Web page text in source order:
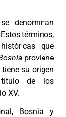
denominan
términos,
que
proviene
tiene su origen
de los
XV.
Bosnia y